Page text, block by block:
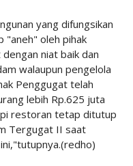
yang difungsikan
oleh pihak
niat baik dan
walaupun pengelola
Penggugat telah
lebih Rp.625 juta
restoran tetap ditutup
Tergugat II saat